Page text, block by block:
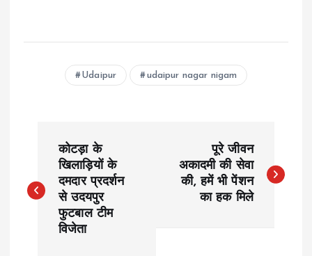
Udaipur udaipur nagar nigam
s
कोटड़ा के
खिलाड़ियों के
दमदार प्रदर्शन
से उदयपुर
फुटबाल टीम
विजेता
पूरे जीवन
अकादमी की सेवा
की, हमें भी पेंशन
का हक मिले